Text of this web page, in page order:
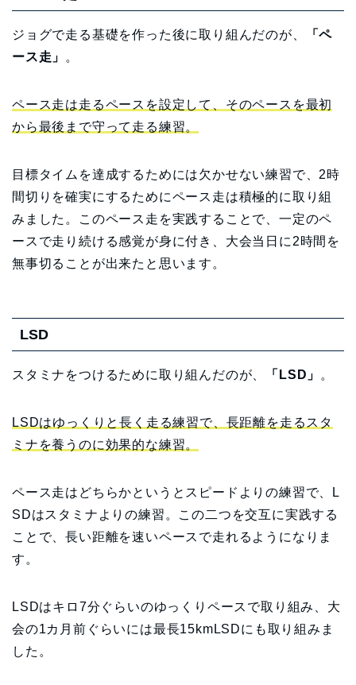
ジョグで走る基礎を作った後に取り組んだのが、
「ペ
ース走」
。
ペース走は走るペースを設定して、そのペースを最初
から最後まで守って走る練習。
目標タイムを達成するためには欠かせない練習で、2時
間切りを確実にするためにペース走は積極的に取り組
みました。このペース走を実践することで、一定のペ
ースで走り続ける感覚が身に付き、大会当日に2時間を
無事切ることが出来たと思います。
LSD
スタミナをつけるために取り組んだのが、 「LSD」 。
LSDはゆっくりと長く走る練習で、長距離を走るスタ
ミナを養うのに効果的な練習。
ペース走はどちらかというとスピードよりの練習で、L
SDはスタミナよりの練習。この二つを交互に実践する
ことで、長い距離を速いペースで走れるようになりま
す。
LSDはキロ7分ぐらいのゆっくりペースで取り組み、大
会の1カ月前ぐらいには最長15kmLSDにも取り組みま
した。